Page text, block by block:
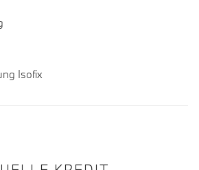
Isofix